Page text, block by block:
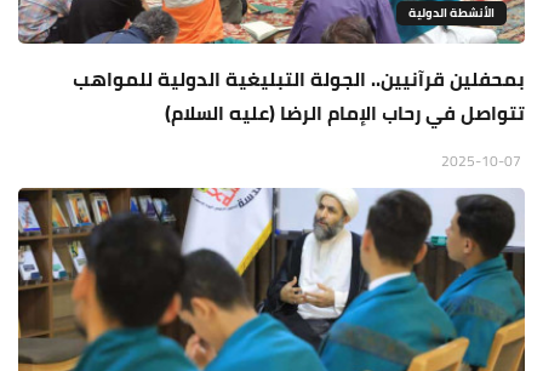
الأنشطة الدولية
بمحفلين قرآنيين.. الجولة التبليغية الدولية للمواهب
تتواصل في رحاب الإمام الرضا (عليه السلام)